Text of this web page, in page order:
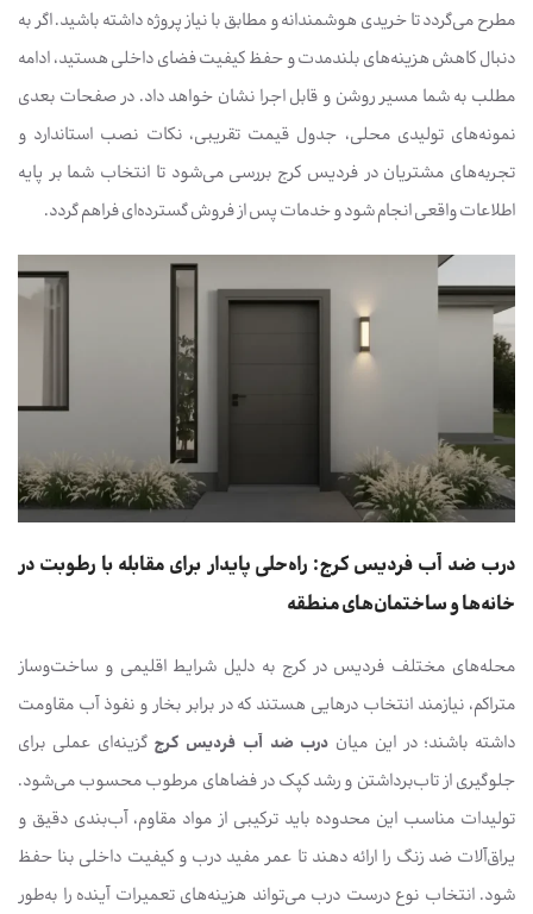
مطرح می‌گردد تا خریدی هوشمندانه و مطابق با نیاز پروژه داشته باشید. اگر به
دنبال کاهش هزینه‌های بلندمدت و حفظ کیفیت فضای داخلی هستید، ادامه
مطلب به شما مسیر روشن و قابل اجرا نشان خواهد داد. در صفحات بعدی
نمونه‌های تولیدی محلی، جدول قیمت تقریبی، نکات نصب استاندارد و
تجربه‌های مشتریان در فردیس کرج بررسی می‌شود تا انتخاب شما بر پایه
اطلاعات واقعی انجام شود و خدمات پس از فروش گسترده‌ای فراهم گردد.
درب ضد آب فردیس کرج: راه‌حلی پایدار برای مقابله با رطوبت در
خانه‌ها و ساختمان‌های منطقه
محله‌های مختلف فردیس در کرج به دلیل شرایط اقلیمی و ساخت‌وساز
متراکم، نیازمند انتخاب درهایی هستند که در برابر بخار و نفوذ آب مقاومت
داشته باشند؛ در این میان درب ضد آب فردیس کرج گزینه‌ای عملی برای
جلوگیری از تاب‌برداشتن و رشد کپک در فضاهای مرطوب محسوب می‌شود.
تولیدات مناسب این محدوده باید ترکیبی از مواد مقاوم، آب‌بندی دقیق و
یراق‌آلات ضد زنگ را ارائه دهند تا عمر مفید درب و کیفیت داخلی بنا حفظ
شود. انتخاب نوع درست درب می‌تواند هزینه‌های تعمیرات آینده را به‌طور